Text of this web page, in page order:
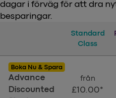
dagar i förväg för att dra
besparingar.
Standard
Class
Boka Nu & Spara
Advance
Discounted
från
£10.00*